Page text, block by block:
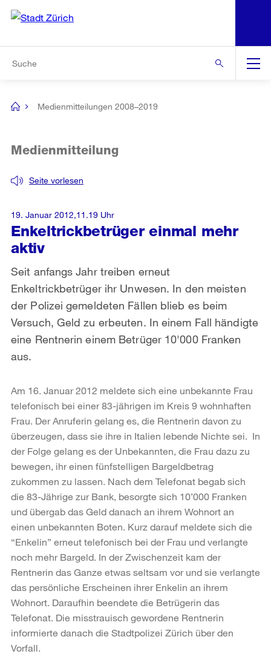
Navigation
[no
Medienmitteilungen 2008–2019
Enkeltrickbetrüger einmal mehr
aktiv
Seite vorlesen
Medienmitteilung
Seit anfangs Jahr treiben erneut
Enkeltrickbetrüger ihr Unwesen. In den meisten
der Polizei gemeldeten Fällen blieb es beim
Versuch, Geld zu erbeuten. In einem Fall händigte
eine Rentnerin einem Betrüger 10'000 Franken
aus.
19. Januar 2012,11.19 Uhr
Am 16. Januar 2012 meldete sich eine unbekannte Frau
telefonisch bei einer 83-jährigen im Kreis 9 wohnhaften
Frau. Der Anruferin gelang es, die Rentnerin davon zu
überzeugen, dass sie ihre in Italien lebende Nichte sei. In
der Folge gelang es der Unbekannten, die Frau dazu zu
bewegen, ihr einen fünfstelligen Bargeldbetrag
zukommen zu lassen. Nach dem Telefonat begab sich
die 83-Jährige zur Bank, besorgte sich 10’000 Franken
und übergab das Geld danach an ihrem Wohnort an
einen unbekannten Boten. Kurz darauf meldete sich die
“Enkelin” erneut telefonisch bei der Frau und verlangte
noch mehr Bargeld. In der Zwischenzeit kam der
Rentnerin das Ganze etwas seltsam vor und sie verlangte
das persönliche Erscheinen ihrer Enkelin an ihrem
Wohnort. Daraufhin beendete die Betrügerin das
Telefonat. Die misstrauisch gewordene Rentnerin
informierte danach die Stadtpolizei Zürich über den
Vorfall.